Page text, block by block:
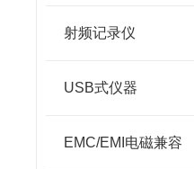
射频记录仪
USB式仪器
EMC/EMI电磁兼容